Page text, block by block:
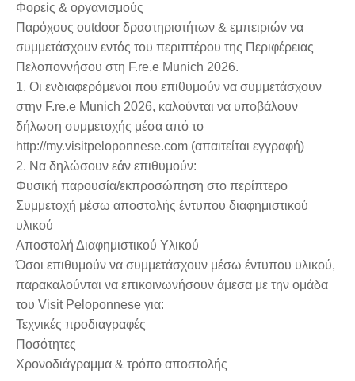
Φορείς & οργανισμούς
Παρόχους outdoor δραστηριοτήτων & εμπειριών να
συμμετάσχουν εντός του περιπτέρου της Περιφέρειας
Πελοποννήσου στη F.re.e Munich 2026.
1. Οι ενδιαφερόμενοι που επιθυμούν να συμμετάσχουν
στην F.re.e Munich 2026, καλούνται να υποβάλουν
δήλωση συμμετοχής μέσα από το
http://my.visitpeloponnese.com (απαιτείται εγγραφή)
2. Να δηλώσουν εάν επιθυμούν:
Φυσική παρουσία/εκπροσώπηση στο περίπτερο
Συμμετοχή μέσω αποστολής έντυπου διαφημιστικού
υλικού
Αποστολή Διαφημιστικού Υλικού
Όσοι επιθυμούν να συμμετάσχουν μέσω έντυπου υλικού,
παρακαλούνται να επικοινωνήσουν άμεσα με την ομάδα
του Visit Peloponnese για:
Τεχνικές προδιαγραφές
Ποσότητες
Χρονοδιάγραμμα & τρόπο αποστολής